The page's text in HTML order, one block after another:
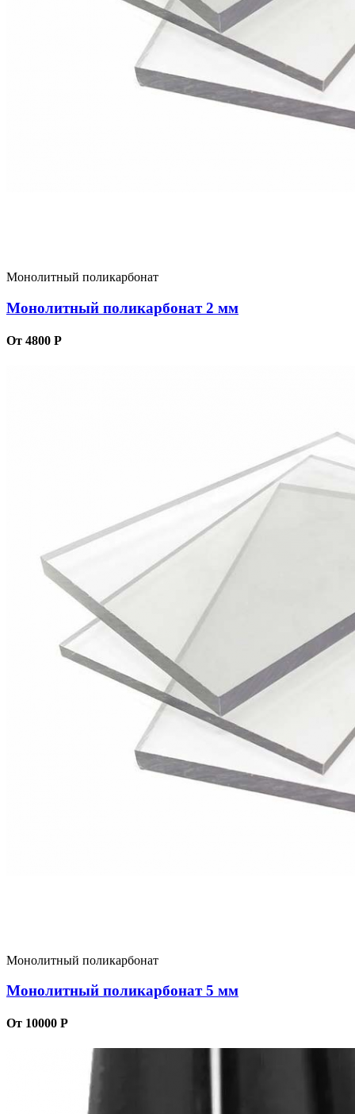
Монолитный поликарбонат
Монолитный поликарбонат 2 мм
От 4800 Р
Монолитный поликарбонат
Монолитный поликарбонат 5 мм
От 10000 Р